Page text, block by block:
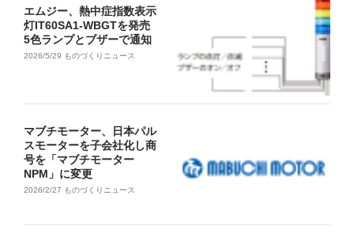
エムジー、熱中症指数表示
灯IT60SA1-WBGTを発売
5色ランプとブザーで通知
2026/5/29 ものづくりニュース
マブチモーター、日本パル
スモーターを子会社化し商
号を「マブチモーター
NPM」に変更
2026/2/27 ものづくりニュース